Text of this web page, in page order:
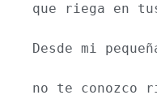
que riega en
Desde mi
no te conozco